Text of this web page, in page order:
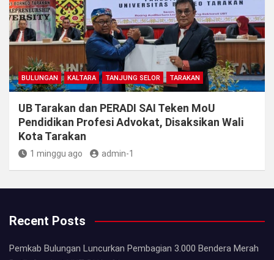
BULUNGAN KALTARA TANJUNG SELOR TARAKAN
UB Tarakan dan PERADI SAI Teken MoU
Pendidikan Profesi Advokat, Disaksikan Wali
Kota Tarakan
1 minggu ago admin-1
Recent Posts
Pemkab Bulungan Luncurkan Pembagian 3.000 Bendera Merah